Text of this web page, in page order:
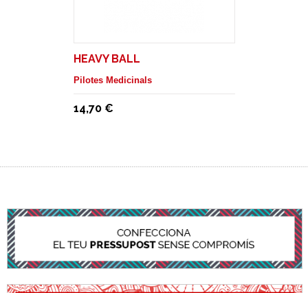
HEAVY BALL
Pilotes Medicinals
14,70 €